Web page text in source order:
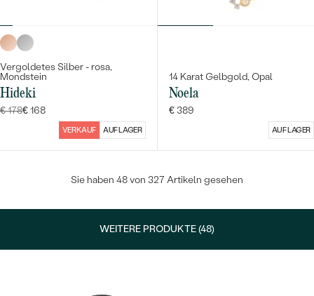
Vergoldetes Silber - rosa,
Mondstein
Hideki
€ 178€ 168
VERKAUF AUF LAGER
14 Karat Gelbgold, Opal
Noela
€ 389
AUF LAGER
Sie haben 48 von 327 Artikeln gesehen
WEITERE PRODUKTE (48)